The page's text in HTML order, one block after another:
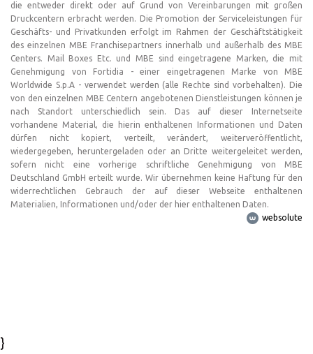
die entweder direkt oder auf Grund von Vereinbarungen mit großen
Druckcentern erbracht werden. Die Promotion der Serviceleistungen für
Geschäfts- und Privatkunden erfolgt im Rahmen der Geschäftstätigkeit
des einzelnen MBE Franchisepartners innerhalb und außerhalb des MBE
Centers. Mail Boxes Etc. und MBE sind eingetragene Marken, die mit
Genehmigung von Fortidia - einer eingetragenen Marke von MBE
Worldwide S.p.A - verwendet werden (alle Rechte sind vorbehalten). Die
von den einzelnen MBE Centern angebotenen Dienstleistungen können je
nach Standort unterschiedlich sein. Das auf dieser Internetseite
vorhandene Material, die hierin enthaltenen Informationen und Daten
dürfen nicht kopiert, verteilt, verändert, weiterveröffentlicht,
wiedergegeben, heruntergeladen oder an Dritte weitergeleitet werden,
sofern nicht eine vorherige schriftliche Genehmigung von MBE
Deutschland GmbH erteilt wurde. Wir übernehmen keine Haftung für den
widerrechtlichen Gebrauch der auf dieser Webseite enthaltenen
Materialien, Informationen und/oder der hier enthaltenen Daten.
websolute
}